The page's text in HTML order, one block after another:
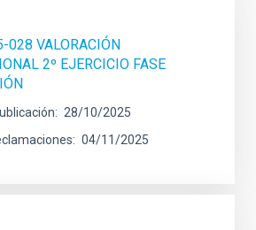
028 VALORACIÓN
2º EJERCICIO FASE
28/10/2025
04/11/2025